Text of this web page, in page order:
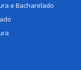
e Bacharelado